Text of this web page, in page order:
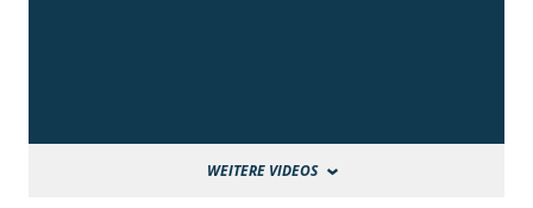
WEITERE VIDEOS